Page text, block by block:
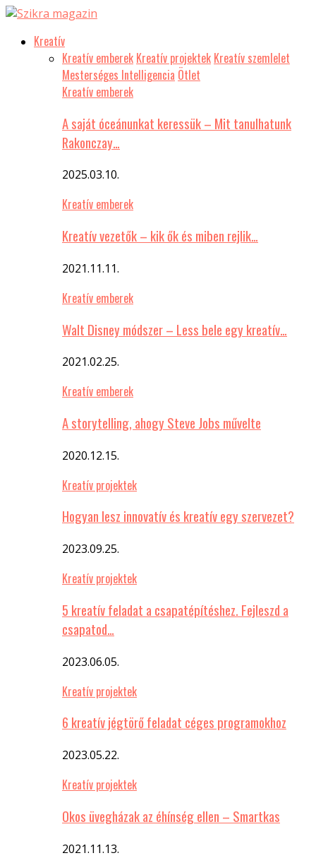
Kreatív
Kreatív emberek Kreatív projektek Kreatív szemlelet
Mesterséges Intelligencia Ötlet
Kreatív emberek
A saját óceánunkat keressük – Mit tanulhatunk
Rakonczay…
2025.03.10.
Kreatív emberek
Kreatív vezetők – kik ők és miben rejlik…
2021.11.11.
Kreatív emberek
Walt Disney módszer – Less bele egy kreatív…
2021.02.25.
Kreatív emberek
A storytelling, ahogy Steve Jobs művelte
2020.12.15.
Kreatív projektek
Hogyan lesz innovatív és kreatív egy szervezet?
2023.09.25.
Kreatív projektek
5 kreatív feladat a csapatépítéshez. Fejleszd a
csapatod…
2023.06.05.
Kreatív projektek
6 kreatív jégtörő feladat céges programokhoz
2023.05.22.
Kreatív projektek
Okos üvegházak az éhínség ellen – Smartkas
2021.11.13.